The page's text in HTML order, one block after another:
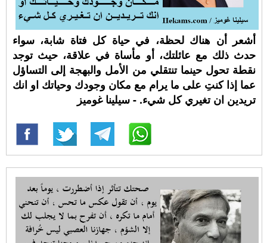
أشعر أن هناك لحظة، في حياة كل فتاة شابة، سواء
حدث ذلك مع عائلتك، أو مأساة في علاقة، حيث توجد
نقطة تحول حينما تنتقلي من الأمل والبهجة إلى التساؤل
عما إذا كنتِ على ما يرام مع مكان وجودك وحياتك او انك
تريدين ان تغيري كل شيء. - سيلينا غوميز